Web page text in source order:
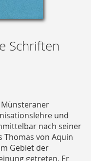
Schriften
Münsteraner
und
nach seiner
Thomas von Aquin
Gebiet der
getreten. Er